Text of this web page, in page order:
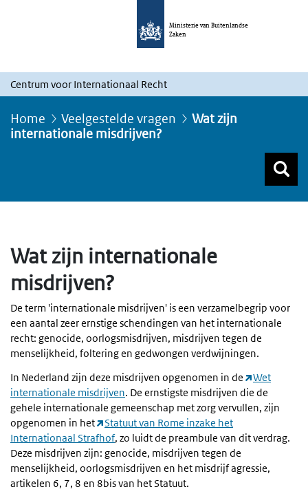
Ministerie van Buitenlandse
Zaken
Centrum voor Internationaal Recht
Home Veelgestelde vragen
Wat zijn
internationale misdrijven?
Wat zijn internationale
misdrijven?
De term 'internationale misdrijven' is een verzamelbegrip voor
een aantal zeer ernstige schendingen van het internationale
recht: genocide, oorlogsmisdrijven, misdrijven tegen de
menselijkheid, foltering en gedwongen verdwijningen.
In Nederland zijn deze misdrijven opgenomen in de
Wet
internationale misdrijven. De ernstigste misdrijven die de
gehele internationale gemeenschap met zorg vervullen, zijn
opgenomen in het
Statuut van Rome inzake het
Internationaal Strafhof, zo luidt de preambule van dit verdrag.
Deze misdrijven zijn: genocide, misdrijven tegen de
menselijkheid, oorlogsmisdrijven en het misdrijf agressie,
artikelen 6, 7, 8 en 8bis van het Statuut.